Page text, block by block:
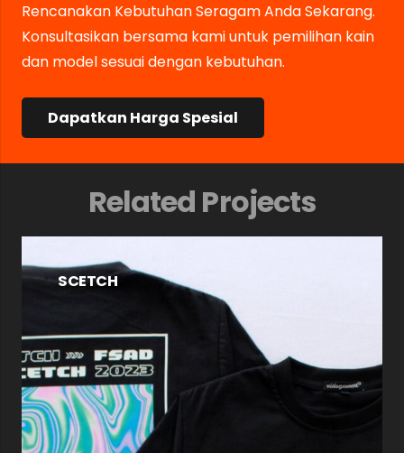
Rencanakan Kebutuhan Seragam Anda Sekarang.
Konsultasikan bersama kami untuk pemilihan kain
dan model sesuai dengan kebutuhan.
Dapatkan Harga Spesial
Related Projects
SCETCH